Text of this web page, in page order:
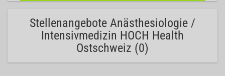
Stellenangebote Anästhesiologie /
Intensivmedizin HOCH Health
Ostschweiz (0)